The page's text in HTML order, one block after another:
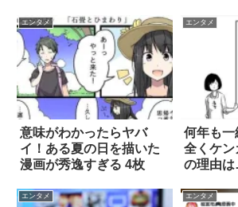
エンタメ
意味がわかったらヤバ
イ！ある夏の日を描いた
漫画が秀逸すぎる 4枚
エンタメ
何年も一
全くケン
の理由
エンタメ エンタメ